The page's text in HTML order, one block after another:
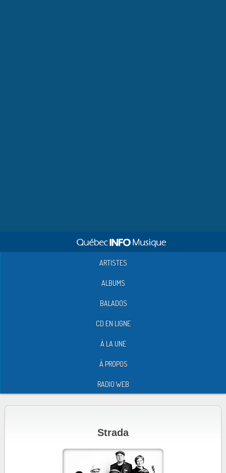
ARTISTES
ALBUMS
BALADOS
CD EN LIGNE
À LA UNE
À PROPOS
RADIO WEB
Strada